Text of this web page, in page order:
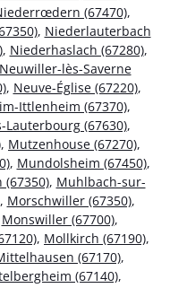
(67470),
, Niederlauterbach
, Niederhaslach (67280),
Neuwiller-lès-Saverne
, Neuve-Église (67220),
Ittlenheim (67370),
(67630),
, Mutzenhouse (67270),
, Mundolsheim (67450),
, Muhlbach-sur-
, Morschwiller (67350),
Monswiller (67700),
, Mollkirch (67190),
(67170),
(67140),